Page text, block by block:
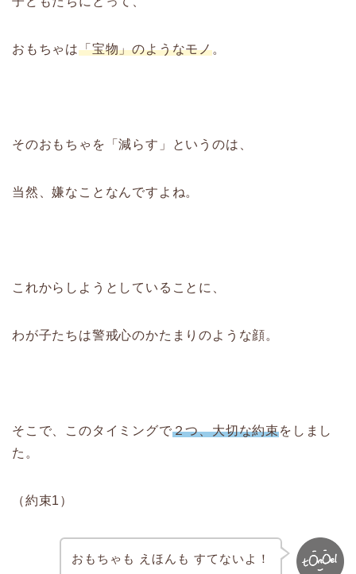
おもちゃは「宝物」のようなモノ。
そのおもちゃを「減らす」というのは、
当然、嫌なことなんですよね。
これからしようとしていることに、
わが子たちは警戒心のかたまりのような顔。
そこで、このタイミングで２つ、大切な約束をしまし
た。
（約束1）
おもちゃも えほんも すてないよ！